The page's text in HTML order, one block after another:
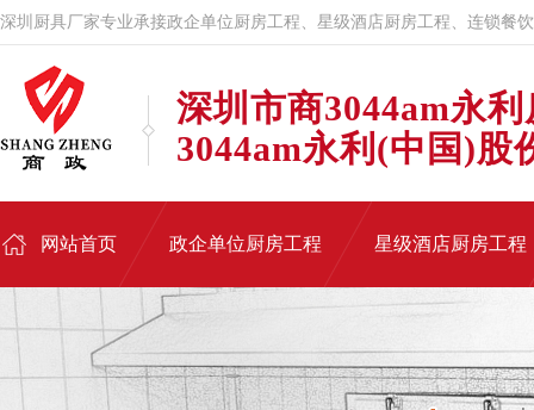
深圳厨具厂家专业承接政企单位厨房工程、星级酒店厨房工程、连锁餐
深圳市商3044am永
3044am永利(中国)股
网站首页 政企单位厨房工程 星级酒店厨房工程